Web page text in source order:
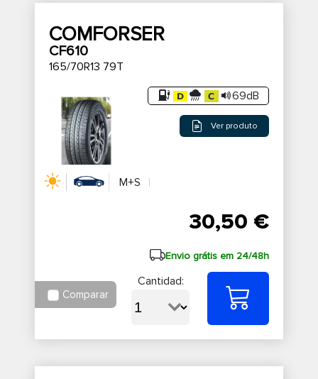
COMFORSER
CF610
165/70R13 79T
69dB
Ver produto
M+S
30,50 €
Envio grátis em 24/48h
Comparar
Cantidad: